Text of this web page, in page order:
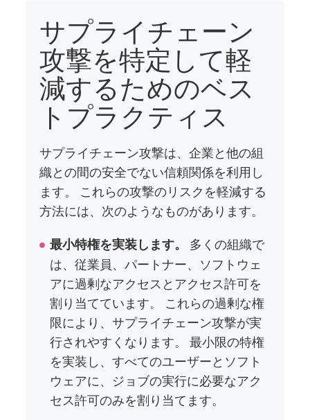
サプライチェーン
攻撃を特定して軽
減するためのベス
トプラクティス
サプライチェーン攻撃は、企業と他の組
織との間の安全でない信頼関係を利用し
ます。 これらの攻撃のリスクを軽減する
方法には、次のようなものがあります。
最小特権を実装します。
多くの組織で
は、従業員、パートナー、ソフトウェ
アに過剰なアクセスとアクセス許可を
割り当てています。 これらの過剰な権
限により、サプライチェーン攻撃が実
行されやすくなります。 最小限の特権
を実装し、すべてのユーザーとソフト
ウェアに、ジョブの実行に必要なアク
セス許可のみを割り当てます。